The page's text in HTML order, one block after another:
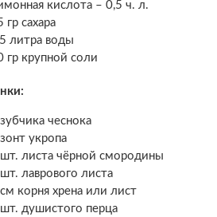
кислота – 0,5 ч. л.
гр сахара
литра воды
гр крупной соли
чеснока
укропа
листа чёрной смородины
лаврового листа
корня хрена или лист
душистого перца